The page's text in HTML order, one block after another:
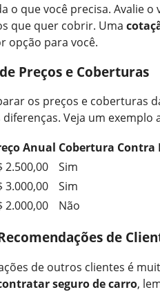
o que você precisa. Avalie
que quer cobrir. Uma
opção para você.
Preços e Coberturas
os preços e coberturas
Veja um exemplo
Anual Cobertura Contra
2.500,00 Sim
3.000,00 Sim
2.000,00 Não
de
de outros clientes é
seguro de carro,